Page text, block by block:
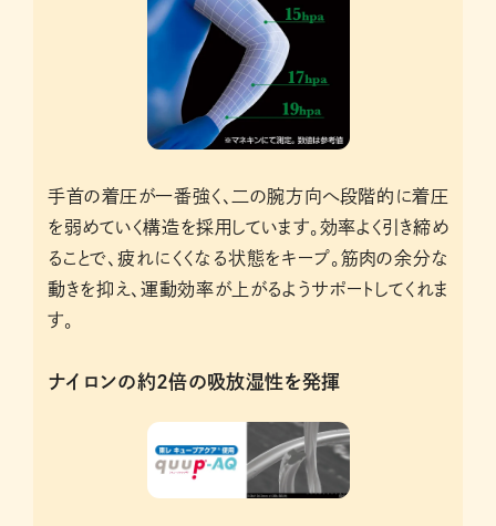
手首の着圧が一番強く、二の腕方向へ段階的に着圧
を弱めていく構造を採用しています。効率よく引き締め
ることで、疲れにくくなる状態をキープ。筋肉の余分な
動きを抑え、運動効率が上がるようサポートしてくれま
す。
ナイロンの約2倍の吸放湿性を発揮